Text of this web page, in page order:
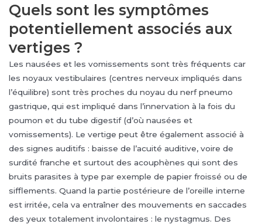
Quels sont les symptômes
potentiellement associés aux
vertiges ?
Les nausées et les vomissements sont très fréquents car
les noyaux vestibulaires (centres nerveux impliqués dans
l’équilibre) sont très proches du noyau du nerf pneumo
gastrique, qui est impliqué dans l’innervation à la fois du
poumon et du tube digestif (d’où nausées et
vomissements). Le vertige peut être également associé à
des signes auditifs : baisse de l’acuité auditive, voire de
surdité franche et surtout des acouphènes qui sont des
bruits parasites à type par exemple de papier froissé ou de
sifflements. Quand la partie postérieure de l’oreille interne
est irritée, cela va entraîner des mouvements en saccades
des yeux totalement involontaires : le nystagmus. Des